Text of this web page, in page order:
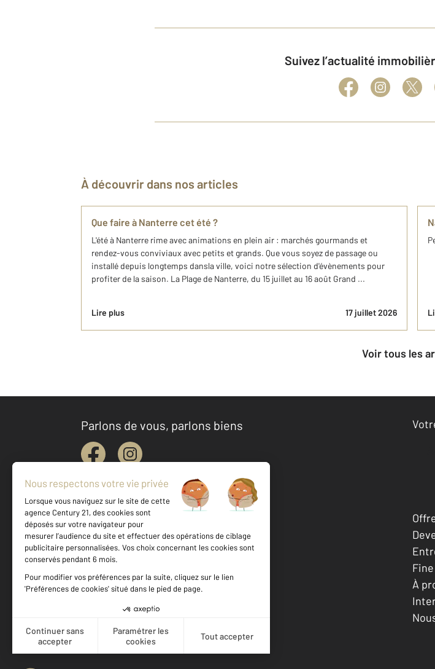
Suivez l’actualité
À découvrir dans nos articles
Que faire à Nanterre cet été ?
L'été à Nanterre rime avec animations en plein air : marchés gourmands et
rendez-vous conviviaux avec petits et grands. Que vous soyez de passage ou
installé depuis longtemps dansla ville, voici notre sélection d'évènements pour
profiter de la saison. La Plage de Nanterre, du 15 juillet au 16 août Grand ...
Lire plus 17 juillet 2026
Voir tous les
Parlons de vous, parlons biens
Votre agence est notée
Achat
Location
À